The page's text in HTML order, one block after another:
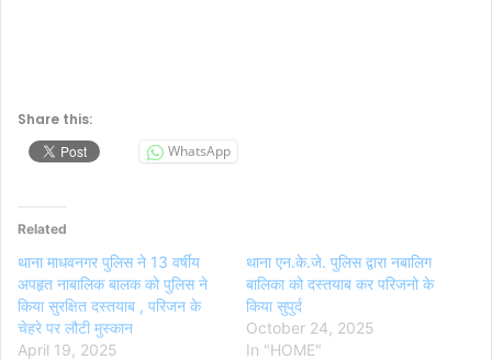
Share this:
WhatsApp
Related
थाना माधवनगर पुलिस ने 13 वर्षीय
अपहृत नाबालिक बालक को पुलिस ने
किया सुरक्षित दस्तयाब , परिजन के
चेहरे पर लौटी मुस्कान
April 19, 2025
थाना एन.के.जे. पुलिस द्वारा नबालिग
बालिका को दस्तयाब कर परिजनो के
किया सुपुर्द
October 24, 2025
In "HOME"